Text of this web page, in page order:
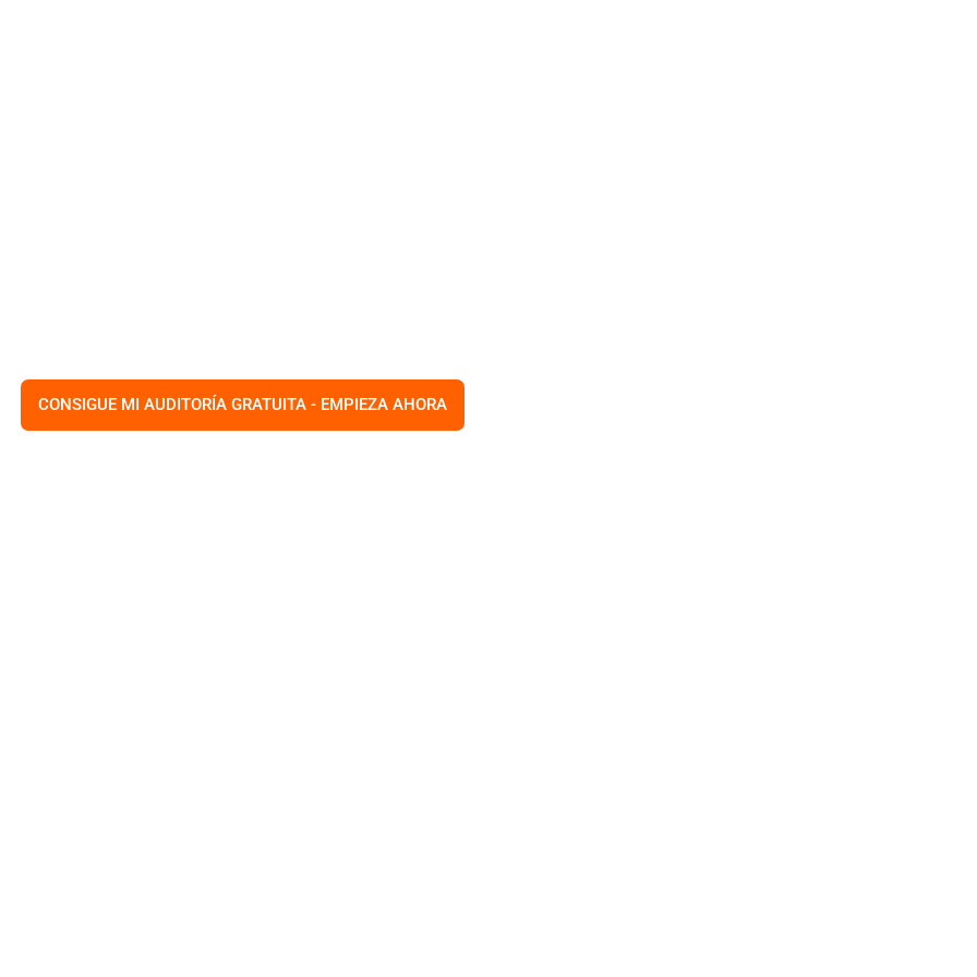
DIGITAL DE TAMPA
CONSIGUE MI AUDITORÍA GRATUITA - EMPIEZA AHORA